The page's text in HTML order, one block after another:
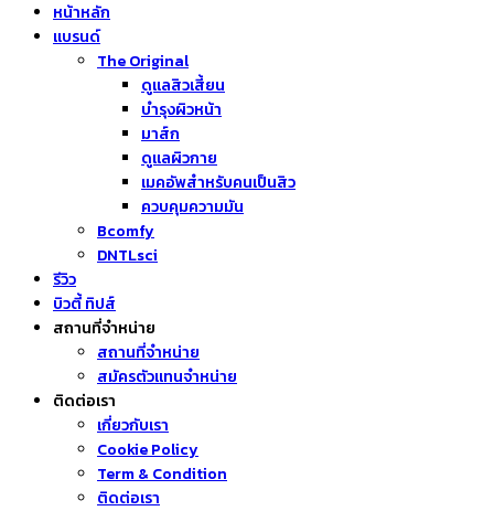
หน้าหลัก
แบรนด์
The Original
ดูแลสิวเสี้ยน
บำรุงผิวหน้า
มาส์ก
ดูแลผิวกาย
เมคอัพสำหรับคนเป็นสิว
ควบคุมความมัน
Bcomfy
DNTLsci
รีวิว
บิวตี้ ทิปส์
สถานที่จำหน่าย
สถานที่จำหน่าย
สมัครตัวแทนจำหน่าย
ติดต่อเรา
เกี่ยวกับเรา
Cookie Policy
Term & Condition
ติดต่อเรา